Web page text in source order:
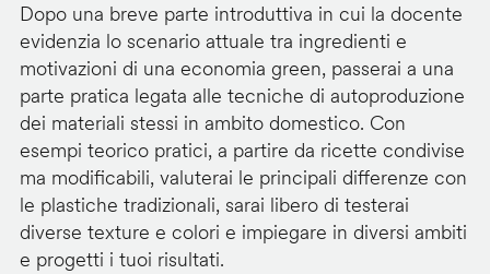
Dopo una breve parte introduttiva in cui la docente
evidenzia lo scenario attuale tra ingredienti e
motivazioni di una economia green, passerai a una
parte pratica legata alle tecniche di autoproduzione
dei materiali stessi in ambito domestico. Con
esempi teorico pratici, a partire da ricette condivise
ma modificabili, valuterai le principali differenze con
le plastiche tradizionali, sarai libero di testerai
diverse texture e colori e impiegare in diversi ambiti
e progetti i tuoi risultati.